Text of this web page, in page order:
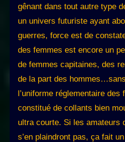
gênant dans tout autre type
un univers futuriste ayant
guerres, force est de
des femmes est encore un
de femmes capitaines, des
de la part des
l’uniforme réglementaire
constitué de collants bien
ultra courte. Si les amateurs
s’en plaindront pas, ça fait